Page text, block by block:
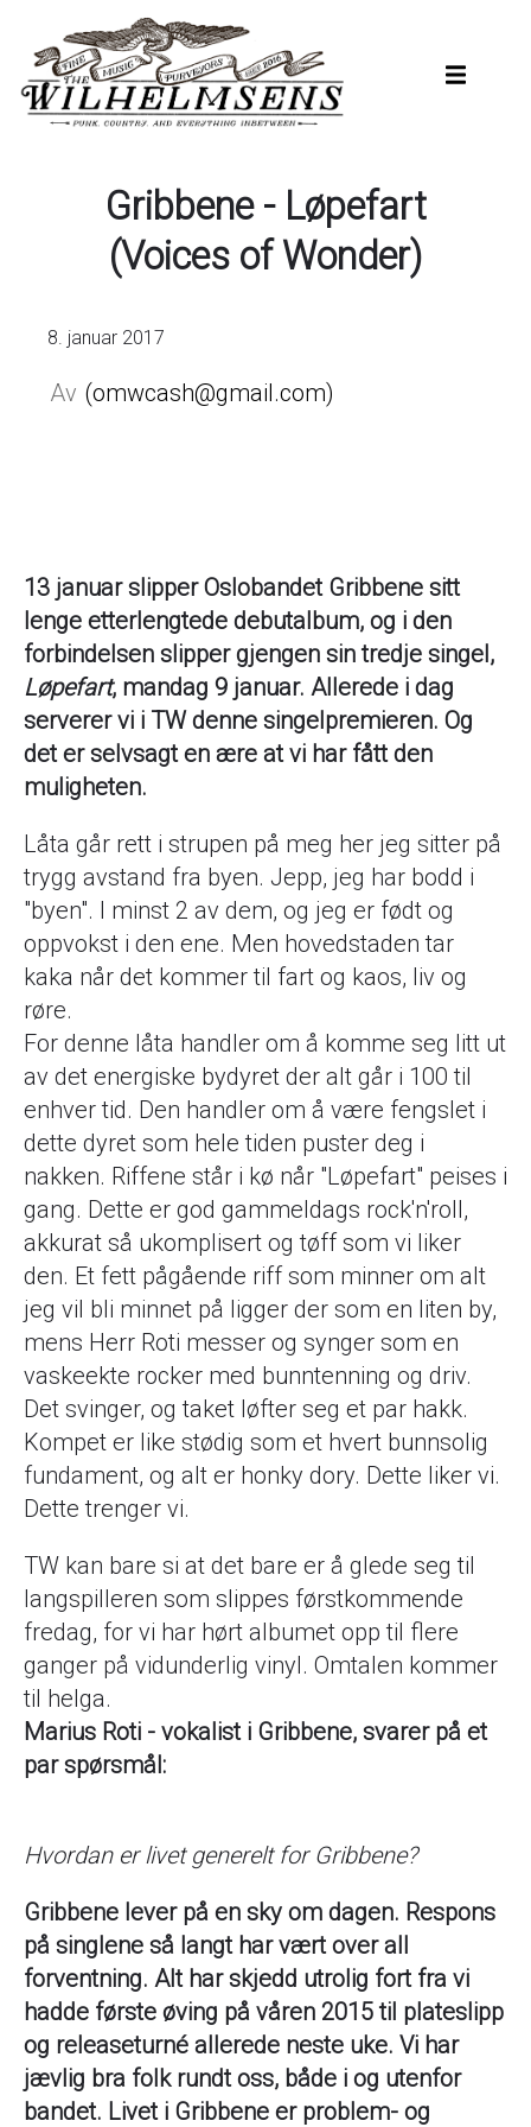
hovedinnhold
Gribbene - Løpefart
(Voices of Wonder)
8. januar 2017
omwcash@gmail.com
13 januar slipper Oslobandet Gribbene sitt
lenge etterlengtede debutalbum, og i den
forbindelsen slipper gjengen sin tredje singel,
Løpefart, mandag 9 januar. Allerede i dag
serverer vi i TW denne singelpremieren. Og
det er selvsagt en ære at vi har fått den
muligheten.
Låta går rett i strupen på meg her jeg sitter på
trygg avstand fra byen. Jepp, jeg har bodd i
"byen". I minst 2 av dem, og jeg er født og
oppvokst i den ene. Men hovedstaden tar
kaka når det kommer til fart og kaos, liv og
røre.
For denne låta handler om å komme seg litt ut
av det energiske bydyret der alt går i 100 til
enhver tid. Den handler om å være fengslet i
dette dyret som hele tiden puster deg i
nakken. Riffene står i kø når "Løpefart" peises i
gang. Dette er god gammeldags rock'n'roll,
akkurat så ukomplisert og tøff som vi liker
den. Et fett pågående riff som minner om alt
jeg vil bli minnet på ligger der som en liten by,
mens Herr Roti messer og synger som en
vaskeekte rocker med bunntenning og driv.
Det svinger, og taket løfter seg et par hakk.
Kompet er like stødig som et hvert bunnsolig
fundament, og alt er honky dory. Dette liker vi.
Dette trenger vi.
TW kan bare si at det bare er å glede seg til
langspilleren som slippes førstkommende
fredag, for vi har hørt albumet opp til flere
ganger på vidunderlig vinyl. Omtalen kommer
til helga.
Marius Roti - vokalist i Gribbene, svarer på et
par spørsmål:
Hvordan er livet generelt for Gribbene?
Gribbene lever på en sky om dagen. Respons
på singlene så langt har vært over all
forventning. Alt har skjedd utrolig fort fra vi
hadde første øving på våren 2015 til plateslipp
og releaseturné allerede neste uke. Vi har
jævlig bra folk rundt oss, både i og utenfor
bandet. Livet i Gribbene er problem- og